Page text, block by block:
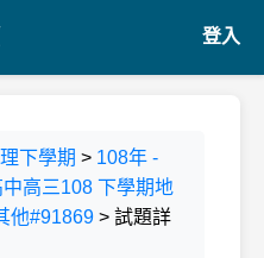
登入
下學期 > 108年 -
高三108 下學期地
他#91869 > 試題詳